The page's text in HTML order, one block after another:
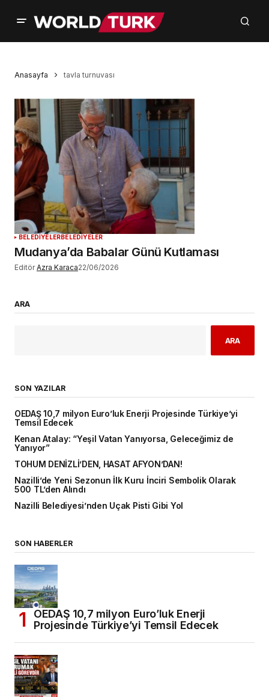
Anasayfa tavla turnuvası
BELEDİYELERBELEDİYELER
Mudanya’da Babalar Günü Kutlaması
Editör Azra Karaca22/06/2026
ARA
ARA
SON YAZILAR
OEDAŞ 10,7 milyon Euro’luk Enerji Projesinde Türkiye’yi
Temsil Edecek
Kenan Atalay: “Yeşil Vatan Yanıyorsa, Geleceğimiz de
Yanıyor”
TOHUM DENİZLİ’DEN, HASAT AFYON’DAN!
Nazilli’de Yeni Sezonun İlk Kuru İnciri Sembolik Olarak
500 TL’den Alındı
Nazilli Belediyesi’nden Uçak Pisti Gibi Yol
SON HABERLER
OEDAŞ 10,7 milyon Euro’luk Enerji
Projesinde Türkiye’yi Temsil Edecek